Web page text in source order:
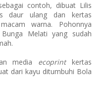
contoh, dibuat Lilis
daur ulang dan kertas
warna. Pohonnya
Melati yang sudah
media ecoprintkertas
dari kayu ditumbuhi Bola